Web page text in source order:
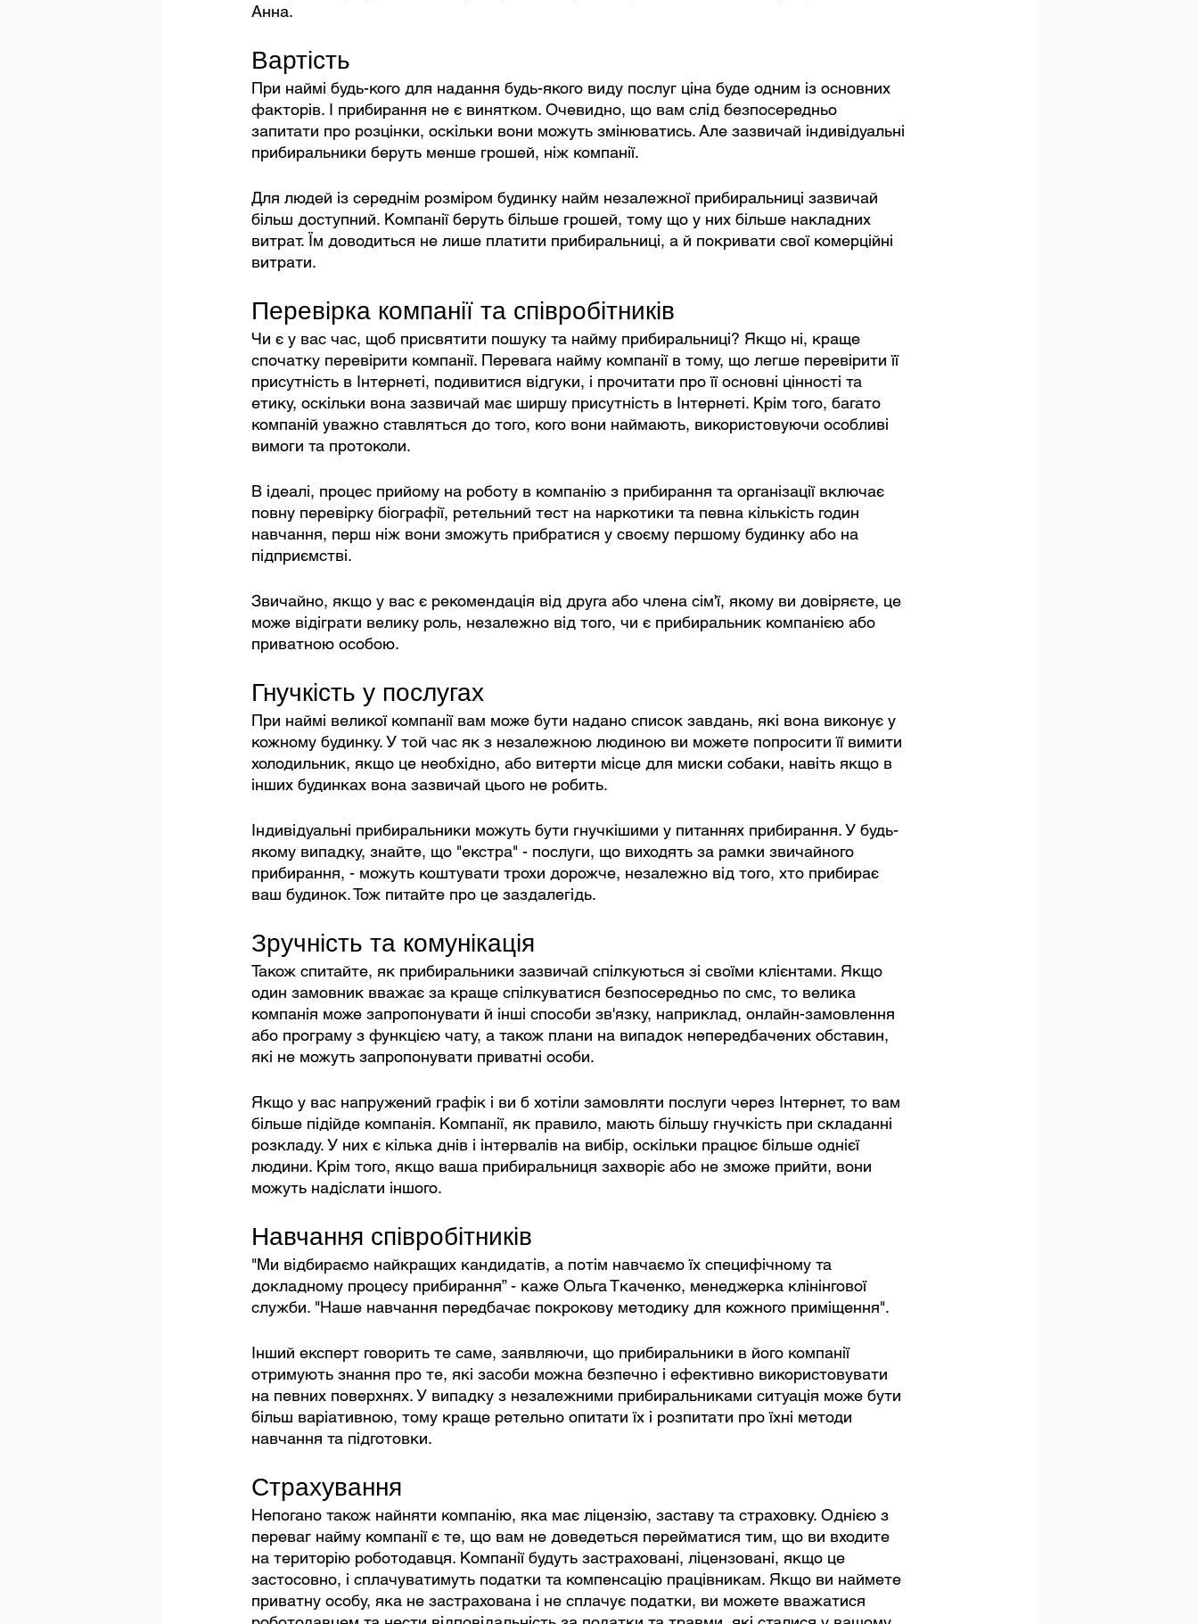
Анна.
Вартість
При наймі будь-кого для надання будь-якого виду послуг ціна буде одним із основних
факторів. І прибирання не є винятком. Очевидно, що вам слід безпосередньо
запитати про розцінки, оскільки вони можуть змінюватись. Але зазвичай індивідуальні
прибиральники беруть менше грошей, ніж компанії.
Для людей із середнім розміром будинку найм незалежної прибиральниці зазвичай
більш доступний. Компанії беруть більше грошей, тому що у них більше накладних
витрат. Їм доводиться не лише платити прибиральниці, а й покривати свої комерційні
витрати.
Перевірка компанії та співробітників
Чи є у вас час, щоб присвятити пошуку та найму прибиральниці? Якщо ні, краще
спочатку перевірити компанії. Перевага найму компанії в тому, що легше перевірити її
присутність в Інтернеті, подивитися відгуки, і прочитати про її основні цінності та
етику, оскільки вона зазвичай має ширшу присутність в Інтернеті. Крім того, багато
компаній уважно ставляться до того, кого вони наймають, використовуючи особливі
вимоги та протоколи.
В ідеалі, процес прийому на роботу в компанію з прибирання та організації включає
повну перевірку біографії, ретельний тест на наркотики та певна кількість годин
навчання, перш ніж вони зможуть прибратися у своєму першому будинку або на
підприємстві.
Звичайно, якщо у вас є рекомендація від друга або члена сім'ї, якому ви довіряєте, це
може відіграти велику роль, незалежно від того, чи є прибиральник компанією або
приватною особою.
Гнучкість у послугах
При наймі великої компанії вам може бути надано список завдань, які вона виконує у
кожному будинку. У той час як з незалежною людиною ви можете попросити її вимити
холодильник, якщо це необхідно, або витерти місце для миски собаки, навіть якщо в
інших будинках вона зазвичай цього не робить.
Індивідуальні прибиральники можуть бути гнучкішими у питаннях прибирання. У будь-
якому випадку, знайте, що "екстра" - послуги, що виходять за рамки звичайного
прибирання, - можуть коштувати трохи дорожче, незалежно від того, хто прибирає
ваш будинок. Тож питайте про це заздалегідь.
Зручність та комунікація
Також спитайте, як прибиральники зазвичай спілкуються зі своїми клієнтами. Якщо
один замовник вважає за краще спілкуватися безпосередньо по смс, то велика
компанія може запропонувати й інші способи зв'язку, наприклад, онлайн-замовлення
або програму з функцією чату, а також плани на випадок непередбачених обставин,
які не можуть запропонувати приватні особи.
Якщо у вас напружений графік і ви б хотіли замовляти послуги через Інтернет, то вам
більше підійде компанія. Компанії, як правило, мають більшу гнучкість при складанні
розкладу. У них є кілька днів і інтервалів на вибір, оскільки працює більше однієї
людини. Крім того, якщо ваша прибиральниця захворіє або не зможе прийти, вони
можуть надіслати іншого.
Навчання співробітників
"Ми відбираємо найкращих кандидатів, а потім навчаємо їх специфічному та
докладному процесу прибирання” - каже Ольга Ткаченко, менеджерка клінінгової
служби. "Наше навчання передбачає покрокову методику для кожного приміщення".
Інший експерт говорить те саме, заявляючи, що прибиральники в його компанії
отримують знання про те, які засоби можна безпечно і ефективно використовувати
на певних поверхнях. У випадку з незалежними прибиральниками ситуація може бути
більш варіативною, тому краще ретельно опитати їх і розпитати про їхні методи
навчання та підготовки.
Страхування
Непогано також найняти компанію, яка має ліцензію, заставу та страховку. Однією з
переваг найму компанії є те, що вам не доведеться перейматися тим, що ви входите
на територію роботодавця. Компанії будуть застраховані, ліцензовані, якщо це
застосовно, і сплачуватимуть податки та компенсацію працівникам. Якщо ви наймете
приватну особу, яка не застрахована і не сплачує податки, ви можете вважатися